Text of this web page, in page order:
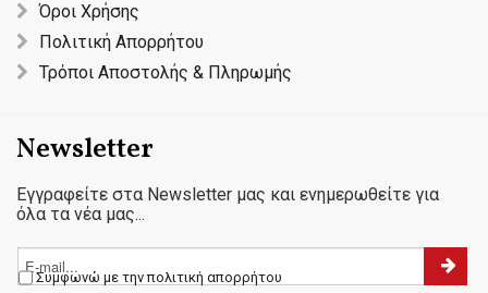
Όροι Χρήσης
Πολιτική Απορρήτου
Τρόποι Αποστολής & Πληρωμής
Newsletter
Εγγραφείτε στα Newsletter μας και ενημερωθείτε για
όλα τα νέα μας...
Συμφωνώ με την πολιτική απορρήτου